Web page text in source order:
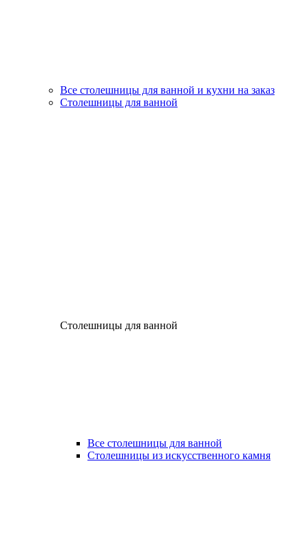
Все столешницы для ванной и кухни на заказ
Столешницы для ванной
Столешницы для ванной
Все столешницы для ванной
Столешницы из искусственного камня